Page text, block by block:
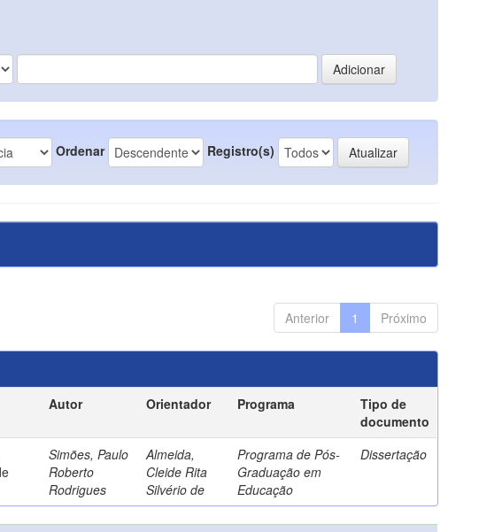
Ordenar Registro(s)
Anterior 1 Próximo
Autor Orientador Programa
Tipo de
documento
Simões, Paulo
Roberto
Rodrigues
Almeida,
Cleide Rita
Silvério de
Programa de Pós-
Graduação em
Educação
Dissertação